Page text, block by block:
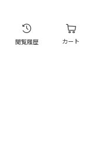
閲覧履歴 カート